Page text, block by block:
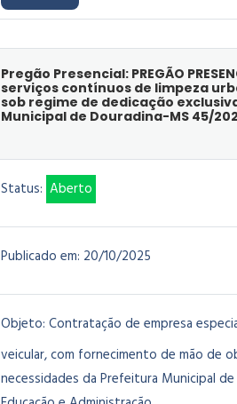
Pregão Presencial: PREGÃO
serviços contínuos de limpeza
sob regime de dedicação
Municipal de Douradina-MS 45/
Status: Aberto
Publicado em: 20/10/2025
Objeto: Contratação de empresa
veicular, com fornecimento de mão de
necessidades da Prefeitura Municipal